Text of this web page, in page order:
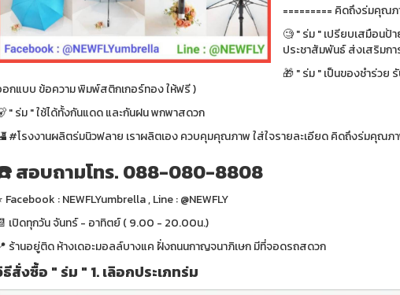
========= คิดถึงร่มคุณภ
🧐 " ร่ม " เปรียบเสมือนป้
ประชาสัมพันธ์ ส่งเสริมกา
🎁 " ร่ม " เป็นของชำร่วย
กแบบ ข้อความ พิมพ์สติกเกอร์ทอง ให้ฟรี )
" ร่ม " ใช้ได้ทั้งกันแดด และกันฝน พกพาสดวก
#โรงงานผลิตร่มนิวฟลาย เราผลิตเอง ควบคุมคุณภาพ ใส่ใจรายละเอียด คิดถึงร่มคุณภ
สอบถามโทร. 088-080-8808
Facebook : NEWFLYumbrella , Line : @NEWFLY
เปิดทุกวัน จันทร์ - อาทิตย์ ( 9.00 - 20.00น.)
ร้านอยู่ติด ห้างเดอะมอลล์บางแค ฝั่งถนนกาญจนาภิเษก มีที่จอดรถสดวก
สั่งซื้อ " ร่ม " 1. เลิอกประเภทร่ม